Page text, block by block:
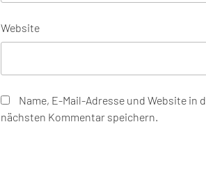
Website
Name, E-Mail-Adresse und Website in
nächsten Kommentar speichern.